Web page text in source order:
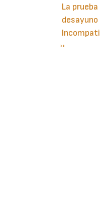
La
Paginación
Siguiente
››